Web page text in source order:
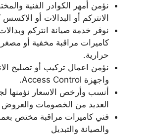
نؤمن أمهر الكوادر الفنية
الانتركم أو البدالات أو
نوفر خدمة صيانة انتركم
كاميرات مراقبة مخفية أو
حرارية.
نؤمن اعمال تركيب أو تصليح
واجهزة Access Control.
أنسب وأرخص الاسعار نؤمنها
العديد من الخصومات والعروض
فني كاميرات مراقبة مختص
والصيانة والتبديل